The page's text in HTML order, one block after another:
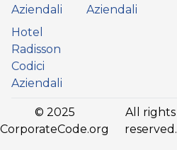
Aziendali
Aziendali
Hotel
Radisson
Codici
Aziendali
© 2025
CorporateCode.org
All rights
reserved.